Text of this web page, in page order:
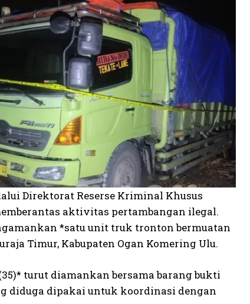
Direktorat Reserse Kriminal Khusus
aktivitas pertambangan ilegal.
*satu unit truk tronton bermuatan
Timur, Kabupaten Ogan Komering Ulu.
turut diamankan bersama barang bukti
diduga dipakai untuk koordinasi dengan